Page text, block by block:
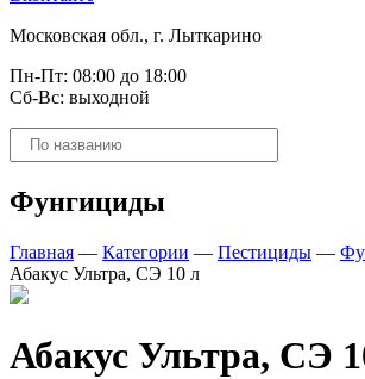
Московская обл., г. Лыткарино
Пн-Пт: 08:00 до 18:00
Сб-Вс: выходной
Поиск
товаров
Фунгициды
Главная — Категории — Пестициды —
Абакус Ультра, СЭ 10 л
Абакус Ультра, СЭ